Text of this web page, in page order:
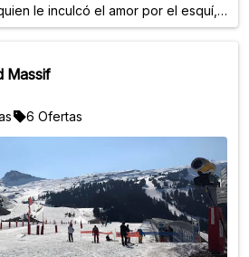
le inculcó el amor por el esquí,
en su primer viaje a la montaña.
Massif
6 Ofertas